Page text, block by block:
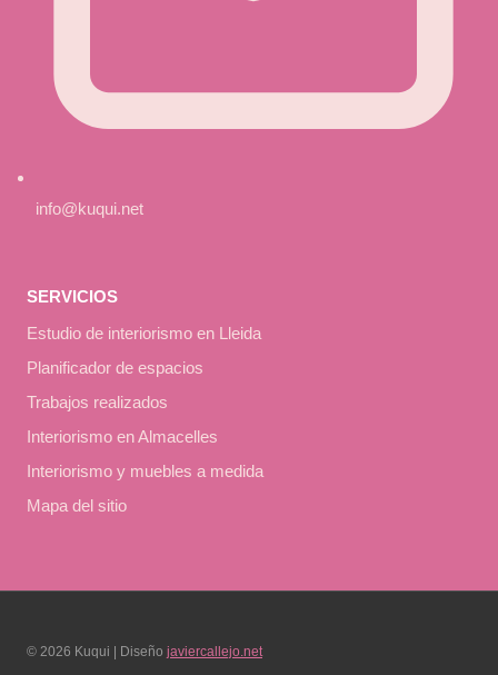
info@kuqui.net
SERVICIOS
Estudio de interiorismo en Lleida
Planificador de espacios
Trabajos realizados
Interiorismo en Almacelles
Interiorismo y muebles a medida
Mapa del sitio
© 2026 Kuqui | Diseño javiercallejo.net